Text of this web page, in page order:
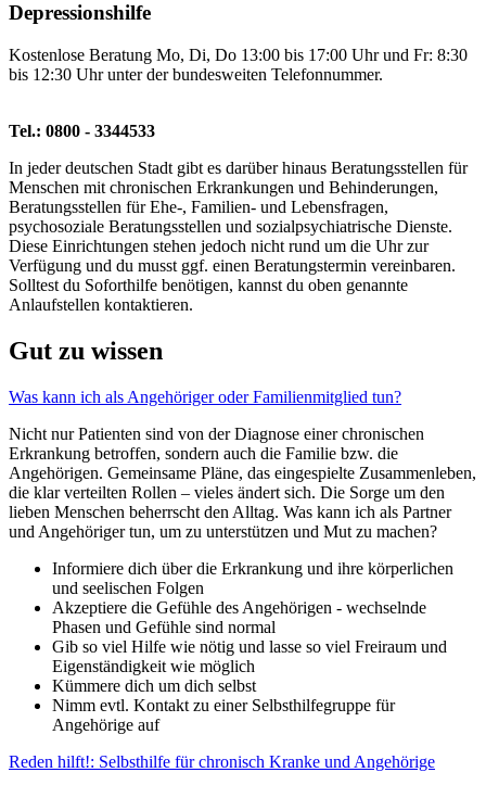
Depressionshilfe
Kostenlose Beratung Mo, Di, Do 13:00 bis 17:00 Uhr und Fr: 8:30
bis 12:30 Uhr unter der bundesweiten Telefonnummer.
Tel.: 0800 - 3344533
In jeder deutschen Stadt gibt es darüber hinaus Beratungsstellen für
Menschen mit chronischen Erkrankungen und Behinderungen,
Beratungsstellen für Ehe-, Familien- und Lebensfragen,
psychosoziale Beratungsstellen und sozialpsychiatrische Dienste.
Diese Einrichtungen stehen jedoch nicht rund um die Uhr zur
Verfügung und du musst ggf. einen Beratungstermin vereinbaren.
Solltest du Soforthilfe benötigen, kannst du oben genannte
Anlaufstellen kontaktieren.
Gut zu wissen
Was kann ich als Angehöriger oder Familienmitglied tun?
Nicht nur Patienten sind von der Diagnose einer chronischen
Erkrankung betroffen, sondern auch die Familie bzw. die
Angehörigen. Gemeinsame Pläne, das eingespielte Zusammenleben,
die klar verteilten Rollen – vieles ändert sich. Die Sorge um den
lieben Menschen beherrscht den Alltag. Was kann ich als Partner
und Angehöriger tun, um zu unterstützen und Mut zu machen?
Informiere dich über die Erkrankung und ihre körperlichen
und seelischen Folgen
Akzeptiere die Gefühle des Angehörigen - wechselnde
Phasen und Gefühle sind normal
Gib so viel Hilfe wie nötig und lasse so viel Freiraum und
Eigenständigkeit wie möglich
Kümmere dich um dich selbst
Nimm evtl. Kontakt zu einer Selbsthilfegruppe für
Angehörige auf
Reden hilft!: Selbsthilfe für chronisch Kranke und Angehörige